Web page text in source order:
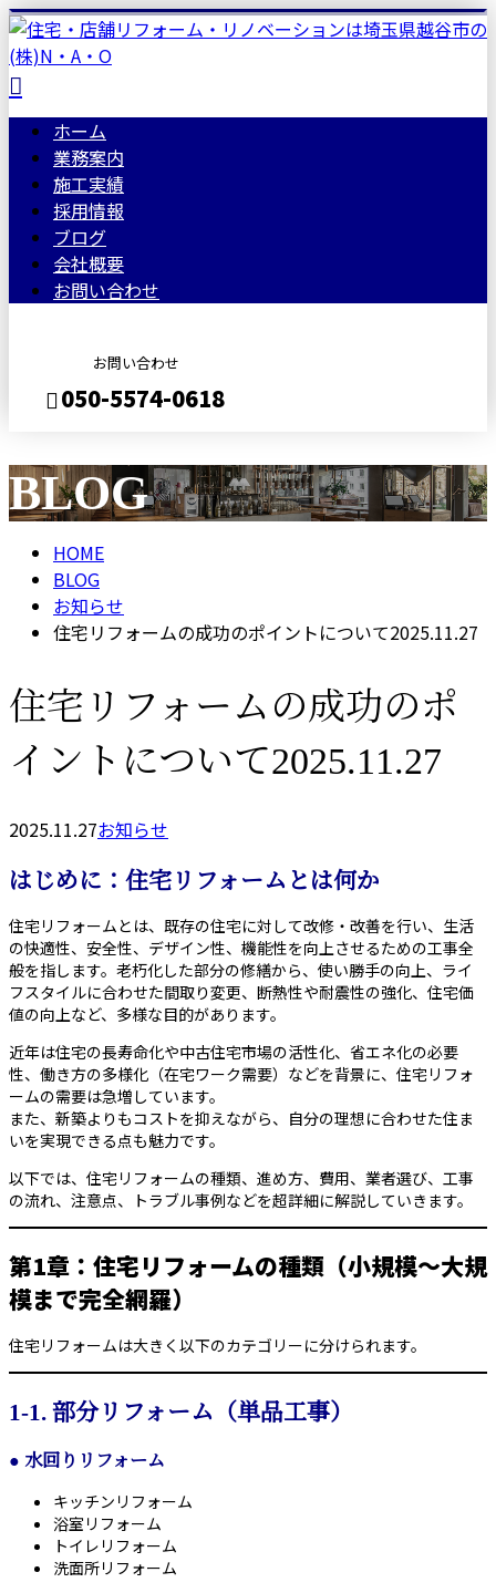
ホーム
業務案内
施工実績
採用情報
ブログ
会社概要
お問い合わせ
お問い合わせ
050-5574-0618
メールフォーム
BLOG
HOME
BLOG
お知らせ
住宅リフォームの成功のポイントについて2025.11.27
住宅リフォームの成功のポ
イントについて2025.11.27
2025.11.27お知らせ
はじめに：住宅リフォームとは何か
住宅リフォームとは、既存の住宅に対して改修・改善を行い、生活
の快適性、安全性、デザイン性、機能性を向上させるための工事全
般を指します。老朽化した部分の修繕から、使い勝手の向上、ライ
フスタイルに合わせた間取り変更、断熱性や耐震性の強化、住宅価
値の向上など、多様な目的があります。
近年は住宅の長寿命化や中古住宅市場の活性化、省エネ化の必要
性、働き方の多様化（在宅ワーク需要）などを背景に、住宅リフォ
ームの需要は急増しています。
また、新築よりもコストを抑えながら、自分の理想に合わせた住ま
いを実現できる点も魅力です。
以下では、住宅リフォームの種類、進め方、費用、業者選び、工事
の流れ、注意点、トラブル事例などを超詳細に解説していきます。
第1章：住宅リフォームの種類（小規模〜大規
模まで完全網羅）
住宅リフォームは大きく以下のカテゴリーに分けられます。
1-1. 部分リフォーム（単品工事）
● 水回りリフォーム
キッチンリフォーム
浴室リフォーム
トイレリフォーム
洗面所リフォーム